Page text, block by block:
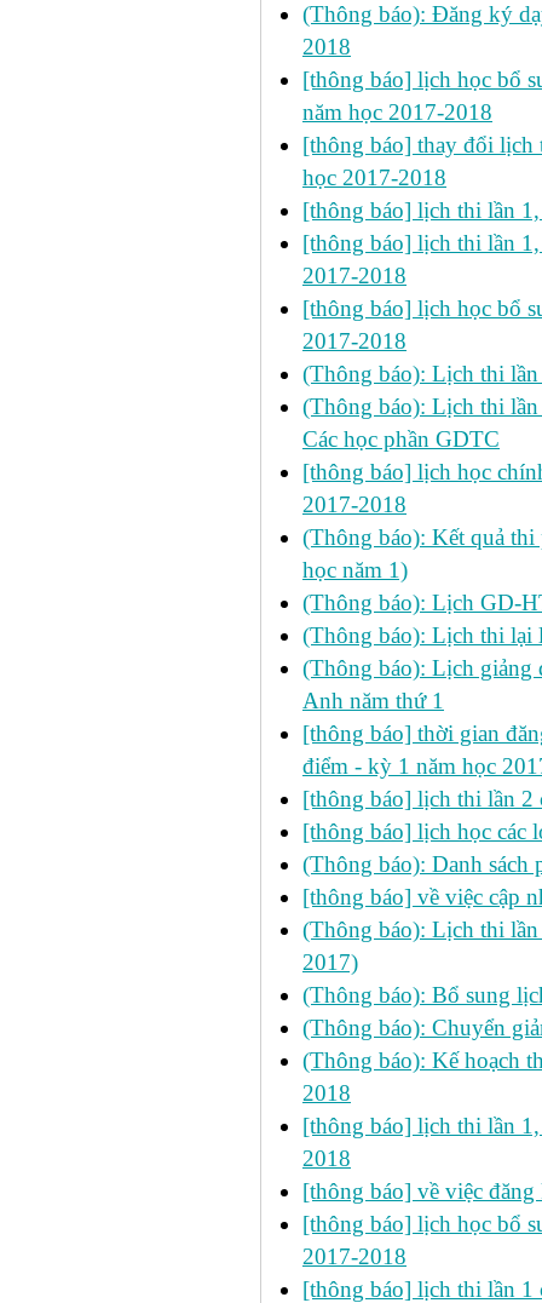
(Thông báo): Đăng ký
2018
[thông báo] lịch học bổ
năm học 2017-2018
[thông báo] thay đổi lịch
học 2017-2018
[thông báo] lịch thi lần
[thông báo] lịch thi lần
2017-2018
[thông báo] lịch học bổ
2017-2018
(Thông báo): Lịch thi
(Thông báo): Lịch thi
Các học phần GDTC
[thông báo] lịch học
2017-2018
(Thông báo): Kết quả
học năm 1)
(Thông báo): Lịch GD-
(Thông báo): Lịch thi
(Thông báo): Lịch giảng
Anh năm thứ 1
[thông báo] thời gian
điểm - kỳ 1 năm học
[thông báo] lịch thi lần 2
[thông báo] lịch học các
(Thông báo): Danh
[thông báo] về việc cập
(Thông báo): Lịch thi
2017)
(Thông báo): Bổ sung
(Thông báo): Chuyển
(Thông báo): Kế hoạch
2018
[thông báo] lịch thi lần
2018
[thông báo] về việc
[thông báo] lịch học bổ
2017-2018
[thông báo] lịch thi lần 1